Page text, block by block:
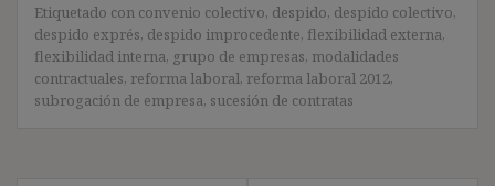
Etiquetado con convenio colectivo, despido, despido colectivo,
despido exprés, despido improcedente, flexibilidad externa,
flexibilidad interna, grupo de empresas, modalidades
contractuales, reforma laboral, reforma laboral 2012,
subrogación de empresa, sucesión de contratas